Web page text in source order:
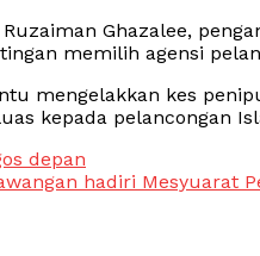
Ghazalee,
memilih agensi
mengelakkan kes
kepada pelancongan
depan
hadiri Mesyuarat